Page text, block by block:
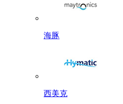
海豚
西美克